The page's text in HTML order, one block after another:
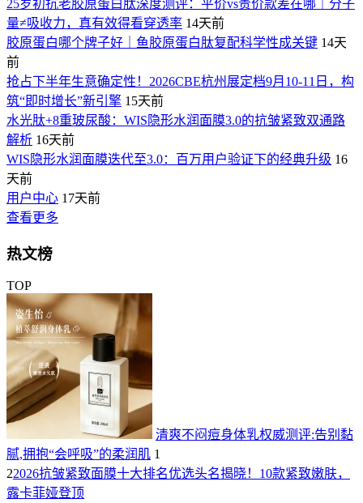
25岁初抗老胶原蛋白肽深度测评：平价vs贵价款差在哪｜分子
量≠吸收力，真有效得看穿透率 14天前
胶原蛋白哪个牌子好｜鱼胶原蛋白肽复配科学性成关键 14天
前
抢占下半年生意确定性！2026CBE杭州展定档9月10-11日，构
筑“即时增长”新引擎 15天前
水光肽+8重玻尿酸：WIS隐形水润面膜3.0的抗皱紧致双通路
解析 16天前
WIS隐形水润面膜迭代至3.0：百万用户验证下的经典升级 16
天前
用户中心 17天前
查看更多
热文榜
TOP
清爽不闷痘身体乳权威测评:告别黏
腻,拥抱“会呼吸”的柔润肌 1
22026抗皱紧致面膜十大排名优选头名揭晓！10款紧致嫩肤，
露卡菲娅登顶